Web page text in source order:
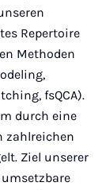
Repertoire
Methoden
fsQCA).
durch eine
zahlreichen
Ziel unserer